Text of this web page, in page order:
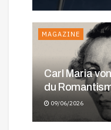
MAGAZINE
Carl Maria
du
09/06/2026